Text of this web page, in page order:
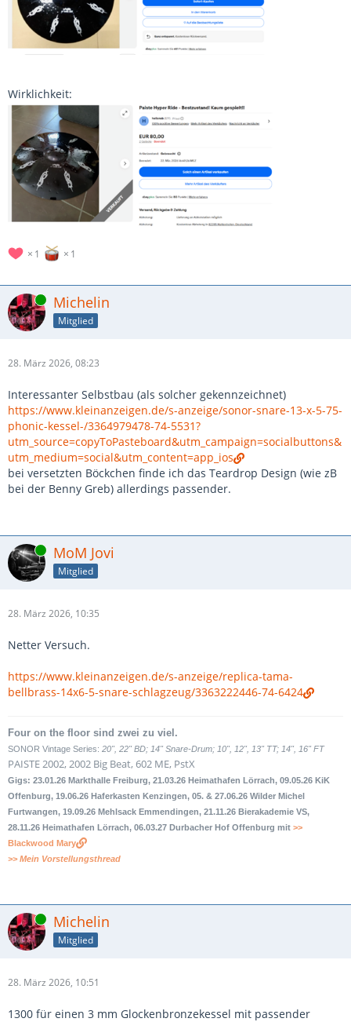
Wirklichkeit:
1 1
Online Michelin
Mitglied
28. März 2026, 08:23
Interessanter Selbstbau (als solcher gekennzeichnet)
https://www.kleinanzeigen.de/s-anzeige/sonor-snare-13-x-5-75-
phonic-kessel-/3364979478-74-5531?
utm_source=copyToPasteboard&utm_campaign=socialbuttons&
utm_medium=social&utm_content=app_ios
bei versetzten Böckchen finde ich das Teardrop Design (wie zB
bei der Benny Greb) allerdings passender.
Online MoM Jovi
Mitglied
28. März 2026, 10:35
Netter Versuch.
https://www.kleinanzeigen.de/s-anzeige/replica-tama-
bellbrass-14x6-5-snare-schlagzeug/3363222446-74-6424
Four on the floor sind zwei zu viel.
SONOR Vintage Series: 20", 22" BD; 14" Snare-Drum; 10", 12", 13" TT; 14", 16" FT
PAISTE 2002, 2002 Big Beat, 602 ME, PstX
Gigs: 23.01.26 Markthalle Freiburg, 21.03.26 Heimathafen Lörrach, 09.05.26 KiK
Offenburg, 19.06.26 Haferkasten Kenzingen, 05. & 27.06.26 Wilder Michel
Furtwangen, 19.09.26 Mehlsack Emmendingen, 21.11.26 Bierakademie VS,
28.11.26 Heimathafen Lörrach, 06.03.27 Durbacher Hof Offenburg mit >>
Blackwood Mary
>> Mein Vorstellungsthread
Online Michelin
Mitglied
28. März 2026, 10:51
1300 für einen 3 mm Glockenbronzekessel mit passender